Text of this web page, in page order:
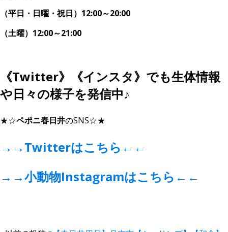
（平日・日曜・祝日）12:00～20:00
（土曜）12:00～21:00
《Twitter》《インスタ》でも生体情報
や日々の様子を発信中♪
★☆ペポニ春日井のSNS☆★
→→Twitterはこちら ←←
→→小動物Instagramはこちら ←←